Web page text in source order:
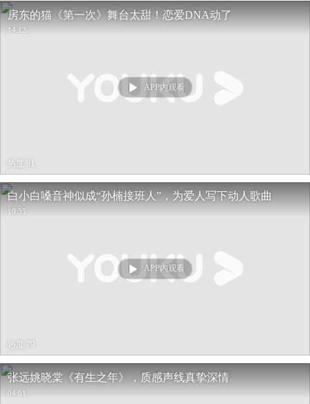
房东的猫《第一次》舞台太甜！恋爱DNA动了
14:12
APP内观看
热度 91
白小白嗓音神似成“孙楠接班人”，为爱人写下动人歌曲
10:35
APP内观看
热度 79
张远姚晓棠《有生之年》，质感声线真挚深情
04:01